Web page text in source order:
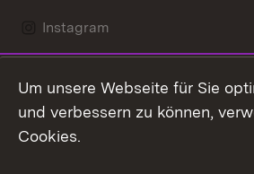
Instagram
Mastodon
Youtube
Um unsere Webseite für Sie
und verbessern zu können,
Cookies.